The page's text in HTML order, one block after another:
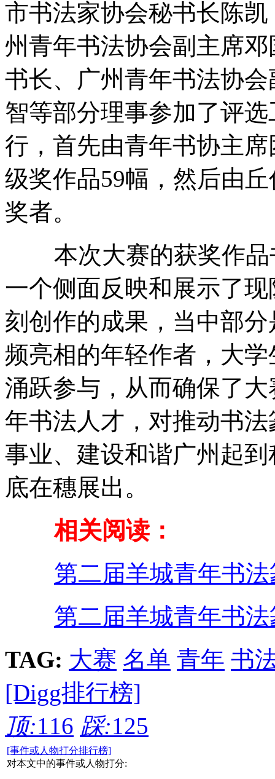
市书法家协会秘书长陈
州青年书法协会副主席
书长、广州青年书法协
智等部分理事参加了评
行，首先由青年书协主
级奖作品59幅，然后由
奖者。
本次大赛的获奖作品
一个侧面反映和展示了
刻创作的成果，当中部
频亮相的年轻作者，大
涌跃参与，从而确保了
年书法人才，对推动书
事业、建设和谐广州起
底在穗展出。
相关阅读：
第二届羊城青年书
第二届羊城青年书
TAG: 大赛 名单 青年 书
[Digg排行榜]
顶:116 踩:125
[事件或人物打分排行榜]
对本文中的事件或人物打分: